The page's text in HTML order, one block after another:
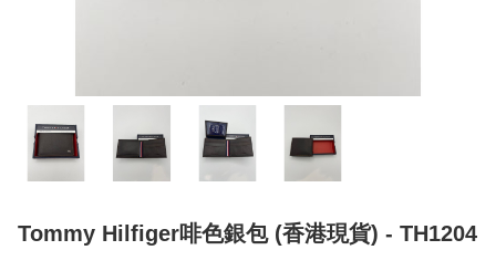
Tommy Hilfiger啡色銀包 (香港現貨) - TH1204